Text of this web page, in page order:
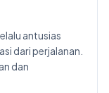
antusias
dari perjalanan.
dan